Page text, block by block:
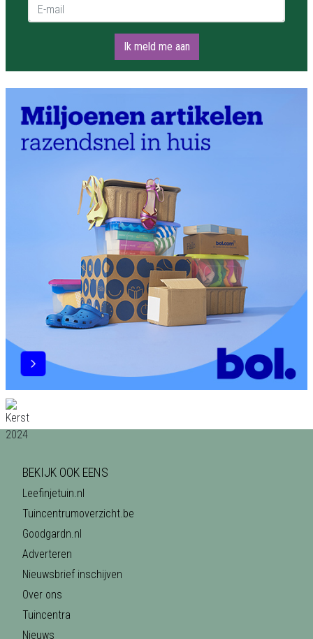
E-mail *
Ik meld me aan
BEKIJK OOK EENS
Leefinjetuin.nl
Tuincentrumoverzicht.be
Goodgardn.nl
Adverteren
Nieuwsbrief inschijven
Over ons
Tuincentra
Nieuws